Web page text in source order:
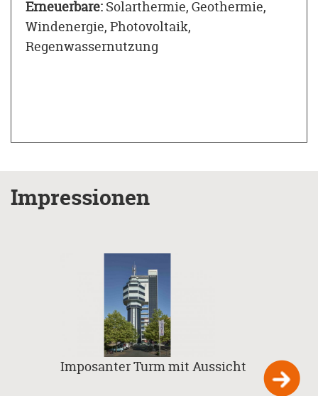
Erneuerbare: Solarthermie, Geothermie,
Windenergie, Photovoltaik,
Regenwassernutzung
Impressionen
Imposanter Turm mit Aussicht
Vom